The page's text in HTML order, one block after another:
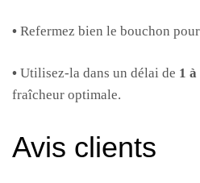
• Refermez bien le bouchon
• Utilisez-la dans un délai de 1 à
fraîcheur optimale.
Avis clients